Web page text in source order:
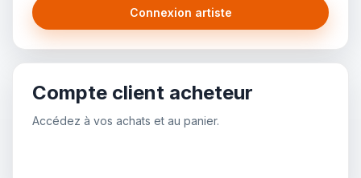
Connexion artiste
Compte client acheteur
Accédez à vos achats et au panier.